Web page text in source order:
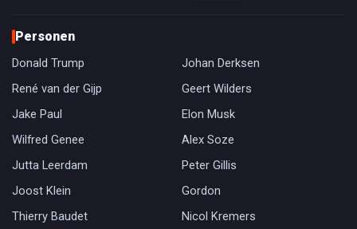
Personen
Donald Trump
Johan Derksen
René van der Gijp
Geert Wilders
Jake Paul
Elon Musk
Wilfred Genee
Alex Soze
Jutta Leerdam
Peter Gillis
Joost Klein
Gordon
Thierry Baudet
Nicol Kremers